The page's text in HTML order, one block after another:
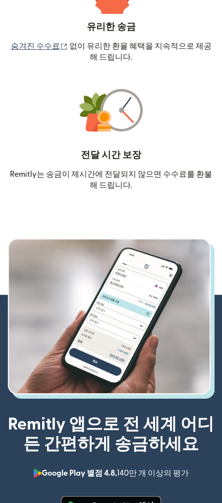
유리한 송금
숨겨진 수수료 (새 창에서 열림)
없이 유리한 환율 혜택을 지속적으로 제공
해 드립니다.
전달 시간 보장
Remitly는 송금이 제시간에 전달되지 않으면 수수료를 환불
해 드립니다.
Remitly 앱으로 전 세계 어디
든 간편하게 송금하세요
Google Play 별점 4.8,140만 개 이상의 평가